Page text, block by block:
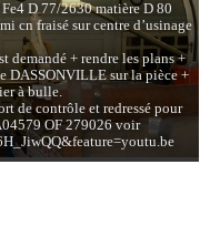
D 77/2630 matière D 80
cn fraisé sur centre d’usinage
demandé + rendre les plans +
DASSONVILLE sur la pièce +
à bulle.
de contrôle et redressé pour
OF 279026 voir